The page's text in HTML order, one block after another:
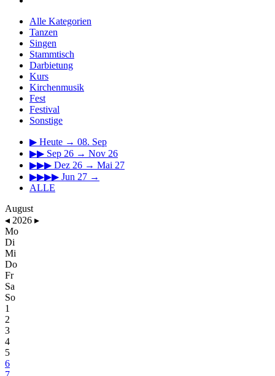
Alle Kategorien
Tanzen
Singen
Stammtisch
Darbietung
Kurs
Kirchenmusik
Fest
Festival
Sonstige
▶ Heute → 08. Sep
▶▶ Sep 26 → Nov 26
▶▶▶ Dez 26 → Mai 27
▶▶▶▶ Jun 27 →
ALLE
August
◂ 2026 ▸
Mo
Di
Mi
Do
Fr
Sa
So
1
2
3
4
5
6